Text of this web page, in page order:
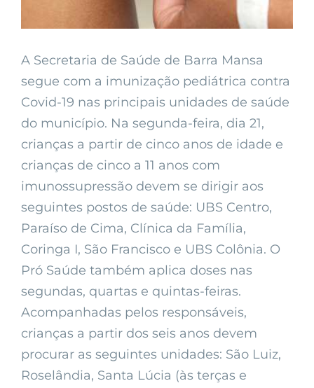
A Secretaria de Saúde de Barra Mansa
segue com a imunização pediátrica contra
Covid-19 nas principais unidades de saúde
do município. Na segunda-feira, dia 21,
crianças a partir de cinco anos de idade e
crianças de cinco a 11 anos com
imunossupressão devem se dirigir aos
seguintes postos de saúde: UBS Centro,
Paraíso de Cima, Clínica da Família,
Coringa I, São Francisco e UBS Colônia. O
Pró Saúde também aplica doses nas
segundas, quartas e quintas-feiras.
Acompanhadas pelos responsáveis,
crianças a partir dos seis anos devem
procurar as seguintes unidades: São Luiz,
Roselândia, Santa Lúcia (às terças e